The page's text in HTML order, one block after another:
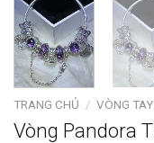
TRANG CHỦ / VÒNG
Vòng Pandora